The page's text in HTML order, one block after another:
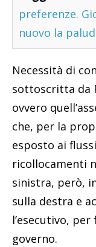
preferenze.
nuovo la
Necessità di
sottoscritta da
ovvero
che, per la
esposto ai
ricollocamenti
sinistra, però,
sulla destra e
l’esecutivo,
governo.